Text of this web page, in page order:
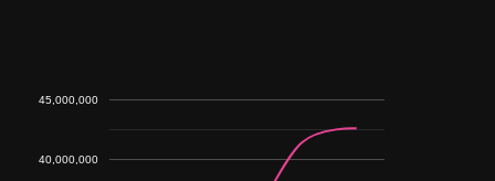
40,000,000
45,000,000